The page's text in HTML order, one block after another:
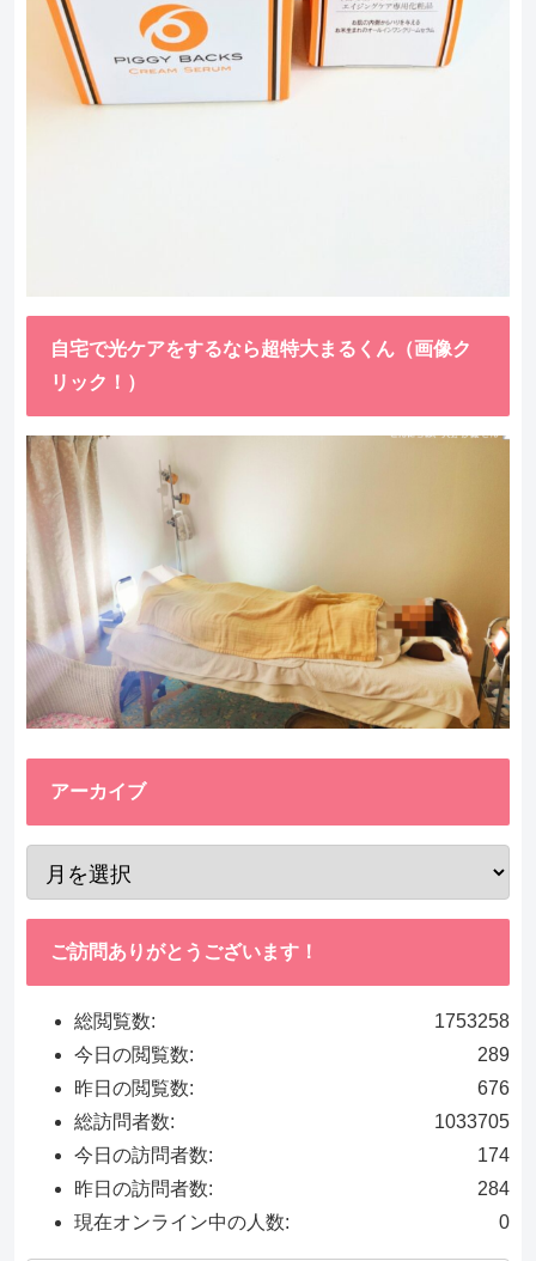
自宅で光ケアをするなら超特大まるくん（画像ク
リック！）
アーカイブ
ご訪問ありがとうございます！
1753258
総閲覧数:
289
今日の閲覧数:
676
昨日の閲覧数:
1033705
総訪問者数:
174
今日の訪問者数:
284
昨日の訪問者数:
0
現在オンライン中の人数: